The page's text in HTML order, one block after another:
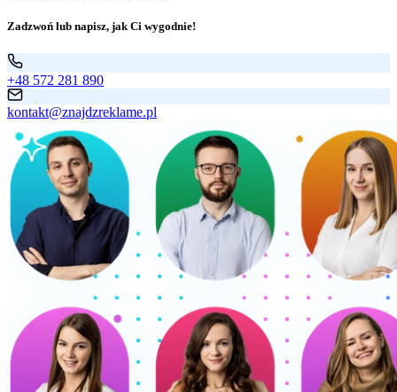
Zadzwoń lub napisz, jak Ci wygodnie!
+48 572 281 890
kontakt@znajdzreklame.pl